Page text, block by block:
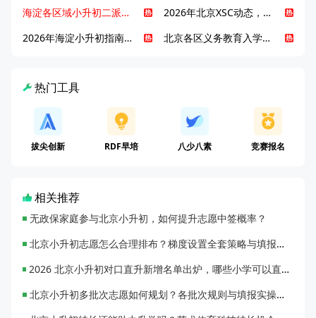
海淀各区域小升初二派全攻略合集！区域一至五志愿填报、升学策略详解
2026年北京XSC动态，持续更新中ing...
2026年海淀小升初指南，一文了解招生政策要点
北京各区义务教育入学咨询电话汇总，25年小升初家长提前收藏
热门工具
拔尖创新 RDF早培 八少八素 竞赛报名
相关推荐
无政保家庭参与北京小升初，如何提升志愿中签概率？
北京小升初志愿怎么合理排布？梯度设置全套策略与填报避坑指南
2026 北京小升初对口直升新增名单出炉，哪些小学可以直升优质初中？
北京小升初多批次志愿如何规划？各批次规则与填报实操指南